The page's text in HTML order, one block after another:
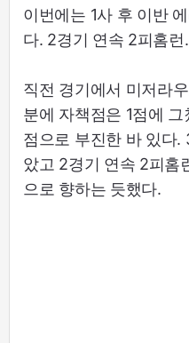
이번에는 1사 후 이반
다. 2경기 연속 2피홈런.
직전 경기에서 미저라
분에 자책점은 1점에
점으로 부진한 바 있다.
았고 2경기 연속 2피홈
으로 향하는 듯했다.